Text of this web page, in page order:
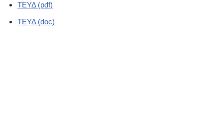
ΤΕΥΔ (pdf)
ΤΕΥΔ (doc)